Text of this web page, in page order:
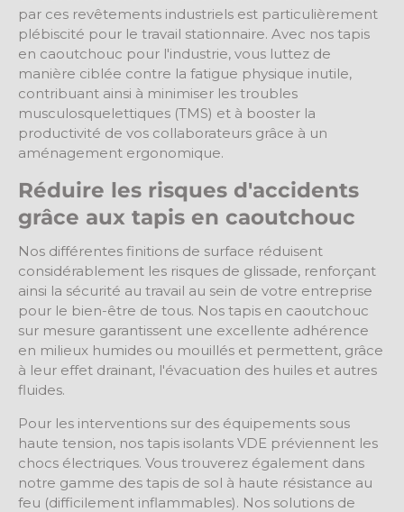
par ces revêtements industriels est particulièrement
plébiscité pour le travail stationnaire. Avec nos tapis
en caoutchouc pour l'industrie, vous luttez de
manière ciblée contre la fatigue physique inutile,
contribuant ainsi à minimiser les troubles
musculosquelettiques (TMS) et à booster la
productivité de vos collaborateurs grâce à un
aménagement ergonomique.
Réduire les risques d'accidents
grâce aux tapis en caoutchouc
Nos différentes finitions de surface réduisent
considérablement les risques de glissade, renforçant
ainsi la sécurité au travail au sein de votre entreprise
pour le bien-être de tous. Nos tapis en caoutchouc
sur mesure garantissent une excellente adhérence
en milieux humides ou mouillés et permettent, grâce
à leur effet drainant, l'évacuation des huiles et autres
fluides.
Pour les interventions sur des équipements sous
haute tension, nos tapis isolants VDE préviennent les
chocs électriques. Vous trouverez également dans
notre gamme des tapis de sol à haute résistance au
feu (difficilement inflammables). Nos solutions de